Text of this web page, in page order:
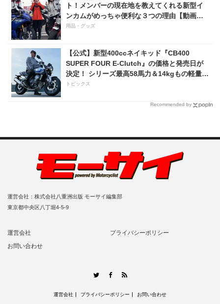
ト！メンバーの現在地を教えてくれる新型イ
ンカムがめっちゃ便利な３つの理由【動画付
き】
用品・グッズ
【公式】新型400ccネイキッド『CB400
SUPER FOUR E-Clutch』の価格と発売日が
決定！ シリーズ最高58馬力＆14kgもの軽量
化!? 完全に「旧CB400SF」を超えた!?
トピックス
Recommended by
運営会社：株式会社八重洲出版 モーサイ編集部
東京都中央区八丁堀4-5-9
運営会社
プライバシーポリシー
お問い合わせ
TwitterFacebook
運営会社 プライバシーポリシー お問い合わせ